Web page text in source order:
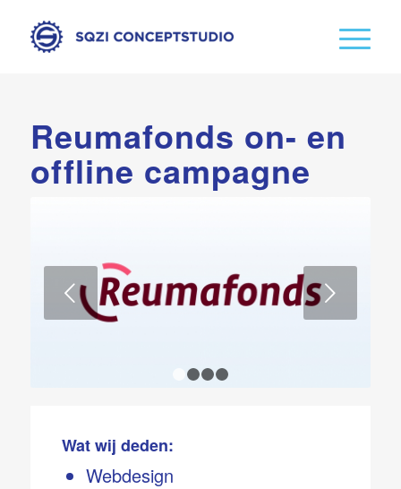
Reumafonds on- en
offline campagne
Volgende
Wat wij deden:
Webdesign